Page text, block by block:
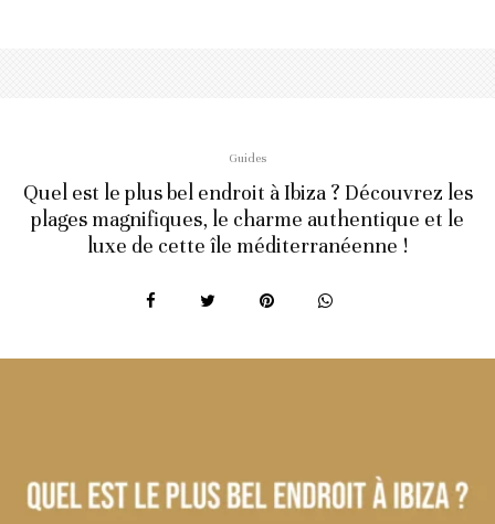
Guides
Quel est le plus bel endroit à Ibiza ? Découvrez les
plages magnifiques, le charme authentique et le
luxe de cette île méditerranéenne !